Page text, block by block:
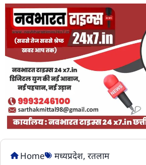
Home मध्यप्रदेश, रतलाम